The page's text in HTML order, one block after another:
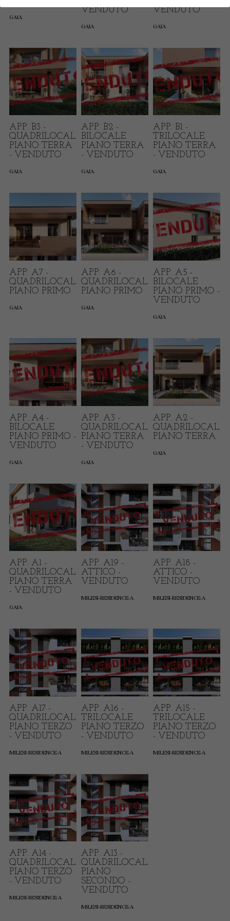
GAIA
VENDUTO
GAIA
VENDUTO
GAIA
APP. B3 -
QUADRILOCALE
PIANO TERRA
- VENDUTO
GAIA
APP. B2 -
BILOCALE
PIANO TERRA
- VENDUTO
GAIA
APP. B1 -
TRILOCALE
PIANO TERRA
- VENDUTO
GAIA
APP. A7 -
QUADRILOCALE
PIANO PRIMO
GAIA
APP. A6 -
QUADRILOCALE
PIANO PRIMO
GAIA
APP. A5 -
BILOCALE
PIANO PRIMO -
VENDUTO
GAIA
APP. A4 -
BILOCALE
PIANO PRIMO -
VENDUTO
GAIA
APP. A3 -
QUADRILOCALE
PIANO TERRA
- VENDUTO
GAIA
APP. A2 -
QUADRILOCALE
PIANO TERRA
GAIA
APP. A1 -
QUADRILOCALE
PIANO TERRA
- VENDUTO
GAIA
APP. A19 -
ATTICO -
VENDUTO
MILESI-RESIDENCE-A
APP. A18 -
ATTICO -
VENDUTO
MILESI-RESIDENCE-A
APP. A17 -
QUADRILOCALE
PIANO TERZO
- VENDUTO
MILESI-RESIDENCE-A
APP. A16 -
TRILOCALE
PIANO TERZO
- VENDUTO
MILESI-RESIDENCE-A
APP. A15 -
TRILOCALE
PIANO TERZO
- VENDUTO
MILESI-RESIDENCE-A
APP. A14 -
QUADRILOCALE
PIANO TERZO
- VENDUTO
MILESI-RESIDENCE-A
APP. A13 -
QUADRILOCALE
PIANO
SECONDO -
VENDUTO
MILESI-RESIDENCE-A